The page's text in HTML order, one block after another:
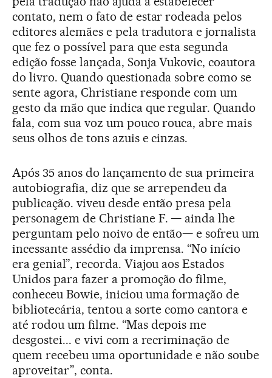
contato, nem o fato de estar rodeada pelos
editores alemães e pela tradutora e jornalista
que fez o possível para que esta segunda
edição fosse lançada, Sonja Vukovic, coautora
do livro. Quando questionada sobre como se
sente agora, Christiane responde com um
gesto da mão que indica que regular. Quando
fala, com sua voz um pouco rouca, abre mais
seus olhos de tons azuis e cinzas.
Após 35 anos do lançamento de sua primeira
autobiografia, diz que se arrependeu da
publicação. viveu desde então presa pela
personagem de Christiane F. — ainda lhe
perguntam pelo noivo de então— e sofreu um
incessante assédio da imprensa. “No início
era genial”, recorda. Viajou aos Estados
Unidos para fazer a promoção do filme,
conheceu Bowie, iniciou uma formação de
bibliotecária, tentou a sorte como cantora e
até rodou um filme. “Mas depois me
desgostei... e vivi com a recriminação de
quem recebeu uma oportunidade e não soube
aproveitar”, conta.